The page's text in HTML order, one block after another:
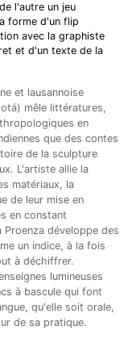
l'autre un jeu
forme d'un flip
avec la graphiste
et d'un texte de la
et lausannoise
mêle littératures,
en
que des contes
de la sculpture
L'artiste allie la
matériaux, la
de leur mise en
en constant
développe des
un indice, à la fois
à déchiffrer.
lumineuses
à bascule qui font
qu'elle soit orale,
de sa pratique.